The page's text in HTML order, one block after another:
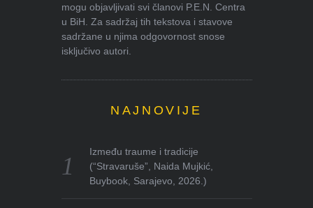
mogu objavljivati svi članovi P.E.N. Centra
u BiH. Za sadržaj tih tekstova i stavove
sadržane u njima odgovornost snose
isključivo autori.
NAJNOVIJE
Između traume i tradicije
(“Stravaruše”, Naida Mujkić,
Buybook, Sarajevo, 2026.)